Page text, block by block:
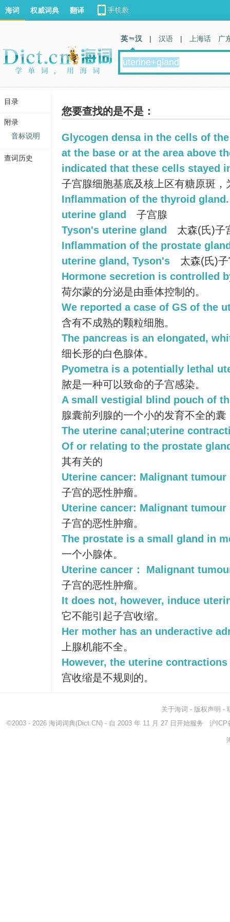
您要查找的是不是：
Glycogen densa in the cells of
at the base or at the area above
indicated that these cells stayed
子宫腺细胞基底及核上区有糖原斑，
Inflammation of the thyroid gland.
uterine gland
子宫腺
Tyson's uterine gland
太森(氏)子
Inflammation of the prostate
uterine gland, Tyson's
太森(氏)
Hormone secretion is controlled
荷尔蒙的分泌是由垂体控制的。
We reported a case of GS of the
含有不成熟的颗粒细胞。
The pancreas is an elongated,
细长形的白色腺体。
Pyometra is a potentially lethal
脓是一种可以致命的子宫感染。
A small vestigial blind pouch of
腺囊前列腺的一个小的发育不全的囊
The uterine canal;uterine
Of or relating to the prostate
其有关的
Uterine cancer: Malignant
子宫的恶性肿瘤。
Uterine cancer: Malignant
子宫的恶性肿瘤。
The prostate is a small gland in
一个小腺体。
Uterine cancer： Malignant
子宫的恶性肿瘤。
It does not, however, induce
它不能引起子宫收缩。
Her mother has an underactive
上腺机能不全。
However, the uterine
宫收缩是不规则的。
海词 权威词典 翻译
英 汉 | 汉语 | 上海话 广
关于海词 - 版权声明 -
©2003 - 2026 海词词典(Dict.CN) - 自 2003 年 11 月 27 日开始服务 沪ICP
目录
附录
音标说明
查词历史